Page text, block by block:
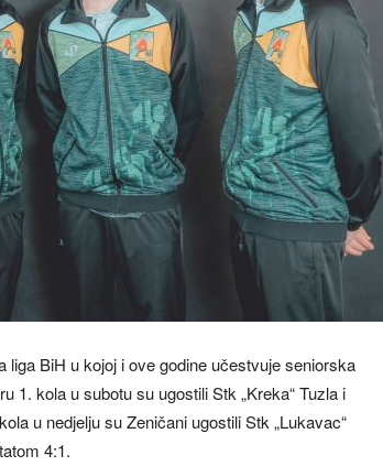
BiH u kojoj i ove godine učestvuje seniorska
1. kola u subotu su ugostili Stk „Kreka“ Tuzla i
u nedjelju su Zeničani ugostili Stk „Lukavac“
4:1.